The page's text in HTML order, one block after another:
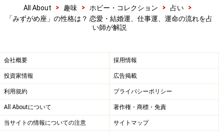
ります。
All About > 趣味 > ホビー・コレクション > 占い
>
「みずがめ座」の性格は？ 恋愛・結婚運、仕事運、運命の流れを占
い師が解説
会社概要 採用情報
投資家情報 広告掲載
利用規約 プライバシーポリシー
All Aboutについて 著作権・商標・免責
当サイトの情報についての注意 サイトマップ